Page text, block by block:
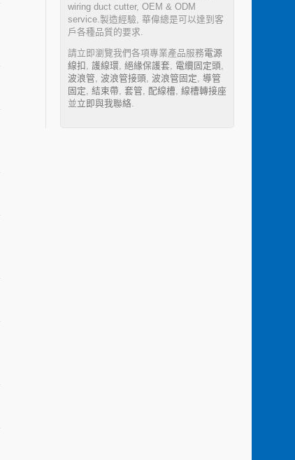
wiring duct cutter, OEM & ODM
service.製造經驗, 華偉總是可以達到客
戶各種品質的要求.
請立即瀏覽我們各項專業產品服務電源
線扣 , 護線環, 絕緣保護套, 電纜固定頭,
波浪管, 波浪管接頭, 波浪管固定, 導管
固定, 結束帶, 套管, 配線槽, 線槽轉接座
並立即與我聯絡.